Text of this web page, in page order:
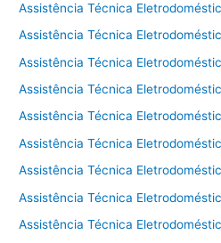
Assistência Técnica
Assistência Técnica
Assistência Técnica
Assistência Técnica
Assistência Técnica
Assistência Técnica
Assistência Técnica
Assistência Técnica
Assistência Técnica